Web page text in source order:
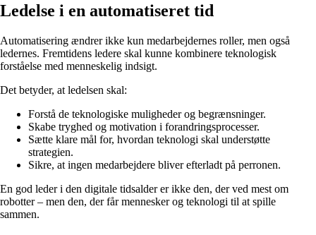
Ledelse i en automatiseret tid
Automatisering ændrer ikke kun medarbejdernes roller, men også
ledernes. Fremtidens ledere skal kunne kombinere teknologisk
forståelse med menneskelig indsigt.
Det betyder, at ledelsen skal:
Forstå de teknologiske muligheder og begrænsninger.
Skabe tryghed og motivation i forandringsprocesser.
Sætte klare mål for, hvordan teknologi skal understøtte
strategien.
Sikre, at ingen medarbejdere bliver efterladt på perronen.
En god leder i den digitale tidsalder er ikke den, der ved mest om
robotter – men den, der får mennesker og teknologi til at spille
sammen.